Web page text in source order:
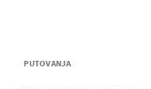
PUTOVANJA